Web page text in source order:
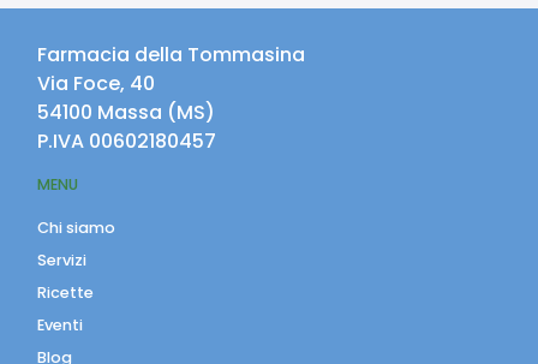
Farmacia della Tommasina
Via Foce, 40
54100 Massa (MS)
P.IVA 00602180457
MENU
Chi siamo
Servizi
Ricette
Eventi
Blog